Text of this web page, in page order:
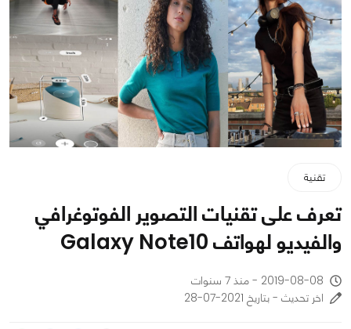
تقنية
تعرف على تقنيات التصوير الفوتوغرافي
والفيديو لهواتف Galaxy Note10
2019-08-08 - منذ 7 سنوات
اخر تحديث - بتاريخ 2021-07-28